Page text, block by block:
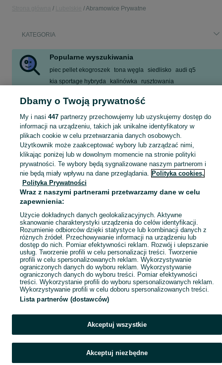
Abramowice Prywatne
KATEGORIA
Popularne wyszukiwania
piec pellet ekogroszek tona węgla siedlisko
audi q5
kia sportage hybryda
kalinówka
rusztowania
Skorzystaj z największego serwisu ogłoszeniowego - Abramowice Prywatne i okolice! Kupuj to, czego pragniesz i sprzedawaj to, czego już nie potrzebujesz!
Mapa kategorii
Mapa miejscowości
Mapa ministron
Popularne wyszukiwania
Dbamy o Twoją prywatność
My i nasi 447partnerzy przechowujemy lub uzyskujemy dostęp do
informacji na urządzeniu, takich jak unikalne identyfikatory w
plikach cookie w celu przetwarzania danych osobowych.
Użytkownik może zaakceptować wybory lub zarządzać nimi,
klikając poniżej lub w dowolnym momencie na stronie polityki
prywatności. Te wybory będą sygnalizowane naszym partnerom i
nie będą miały wpływu na dane przeglądania. Polityka cookies,
Polityka Prywatności
Wraz z naszymi partnerami przetwarzamy dane w celu
zapewnienia:
Użycie dokładnych danych geolokalizacyjnych. Aktywne
skanowanie charakterystyki urządzenia do celów identyfikacji.
Rozumienie odbiorców dzięki statystyce lub kombinacji danych z
różnych źródeł. Przechowywanie informacji na urządzeniu lub
dostęp do nich. Pomiar efektywności reklam. Rozwój i ulepszanie
usług. Tworzenie profili w celu personalizacji treści. Tworzenie
profili w celu spersonalizowanych reklam. Wykorzystywanie
ograniczonych danych do wyboru reklam. Wykorzystywanie
ograniczonych danych do wyboru treści. Pomiar efektywności
treści. Wykorzystanie profili do wyboru spersonalizowanych reklam.
Wykorzystywanie profili w celu doboru spersonalizowanych treści.
Lista partnerów (dostawców)
Akceptuj wszystkie
Akceptuj niezbędne